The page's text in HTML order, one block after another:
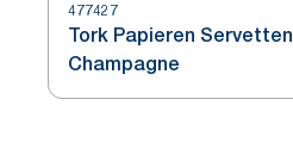
477427
Tork Papieren Servetten
Champagne